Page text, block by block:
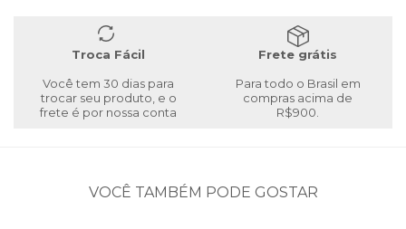
Troca Fácil
Você tem 30 dias para
trocar seu produto, e o
frete é por nossa conta
Frete grátis
Para todo o Brasil em
compras acima de
R$900.
VOCÊ TAMBÉM PODE GOSTAR